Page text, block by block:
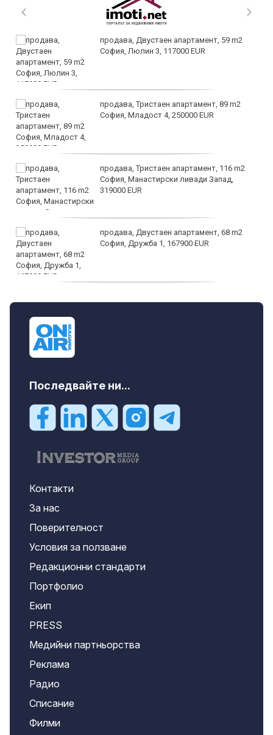
продава, Двустаен апартамент, 59 m2
София, Люлин 3, 117000 EUR
продава, Тристаен апартамент, 89 m2
София, Младост 4, 250000 EUR
продава, Тристаен апартамент, 116 m2
София, Манастирски ливади Запад,
319000 EUR
продава, Двустаен апартамент, 68 m2
София, Дружба 1, 167900 EUR
Последвайте ни...
Контакти
За нас
Поверителност
Условия за ползване
Редакционни стандарти
Портфолио
Екип
PRESS
Медийни партньорства
Реклама
Радио
Списание
Филми